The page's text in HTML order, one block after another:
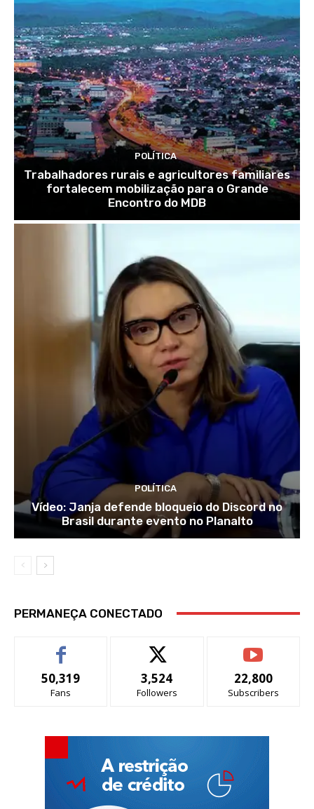
POLÍTICA
Trabalhadores rurais e agricultores familiares
fortalecem mobilização para o Grande
Encontro do MDB
POLÍTICA
Vídeo: Janja defende bloqueio do Discord no
Brasil durante evento no Planalto
PERMANEÇA CONECTADO
50,319
Fans
3,524
Followers
22,800
Subscribers